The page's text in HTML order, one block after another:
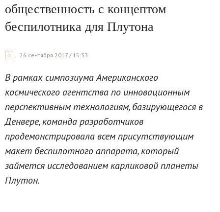
общественность с концептом
беспилотника для Плутона
26 сентября 2017 / 15:33
В рамках симпозиума Американского
космического агентства по инновационным
перспективным технологиям, базирующегося в
Денвере, команда разработчиков
продемонстрировала всем присутствующим
макет беспилотного аппарата, который
займется исследованием карликовой планеты
Плутон.